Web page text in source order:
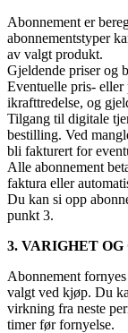
Abonnement er
abonnementstyper
av valgt produkt.
Gjeldende priser og
Eventuelle pris- eller
ikrafttredelse, og
Tilgang til digitale
bestilling. Ved
bli fakturert for
Alle abonnement
faktura eller
Du kan si opp
punkt 3.
3. VARIGHET OG
Abonnement
valgt ved kjøp. Du
virkning fra neste
timer før fornyelse.